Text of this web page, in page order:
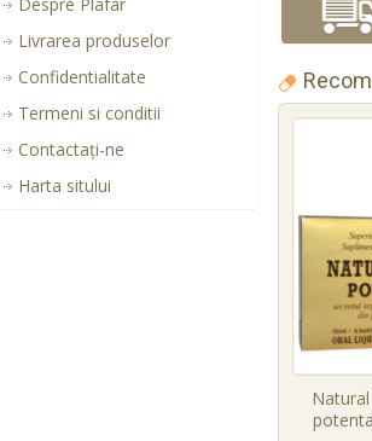
Livrarea produselor
Confidentialitate
Termeni si conditii
Contactaţi-ne
Harta sitului